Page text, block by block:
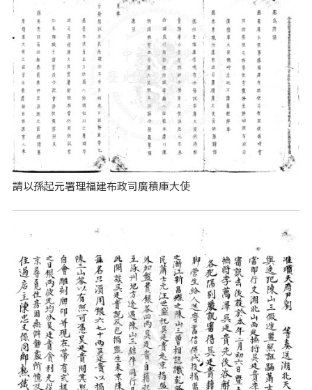
請以孫起元署理福建布政司廣積庫大使